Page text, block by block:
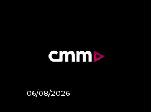
06/08/2026